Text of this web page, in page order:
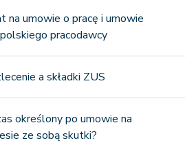
na umowie o pracę i umowie
pracodawcy
a składki ZUS
określony po umowie na
ze sobą skutki?